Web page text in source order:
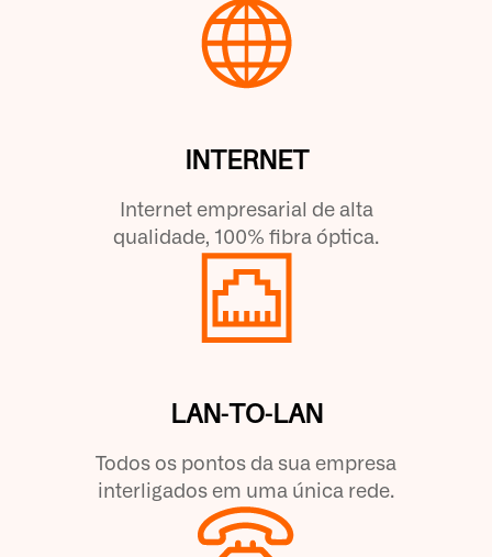
INTERNET
Internet empresarial de alta
qualidade, 100% fibra óptica.
LAN-TO-LAN
Todos os pontos da sua empresa
interligados em uma única rede.